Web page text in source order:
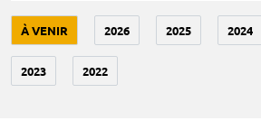
À VENIR 2026 2025 2024
2023 2022